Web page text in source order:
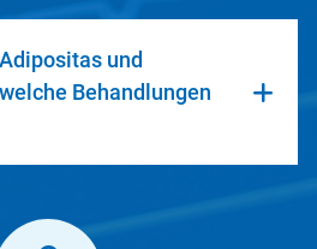
und
Behandlungen